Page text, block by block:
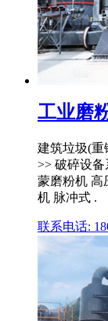
工业磨
建筑垃圾(重
>> 破碎设
蒙磨粉机 高
机 脉冲式 .
联系电话: